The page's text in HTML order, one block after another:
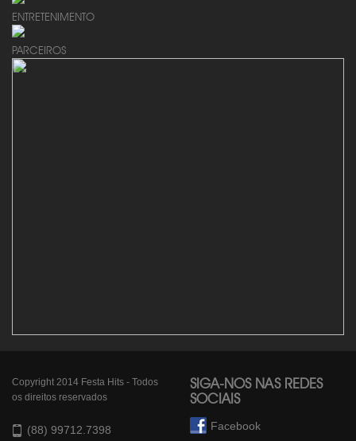
ENTRETENIMENTO
PARCEIROS
Copyright 2014 Festa Hits - Todos
os direitos reservados
(88) 99712.7398
SIGA-NOS NAS REDES
SOCIAIS
Facebook